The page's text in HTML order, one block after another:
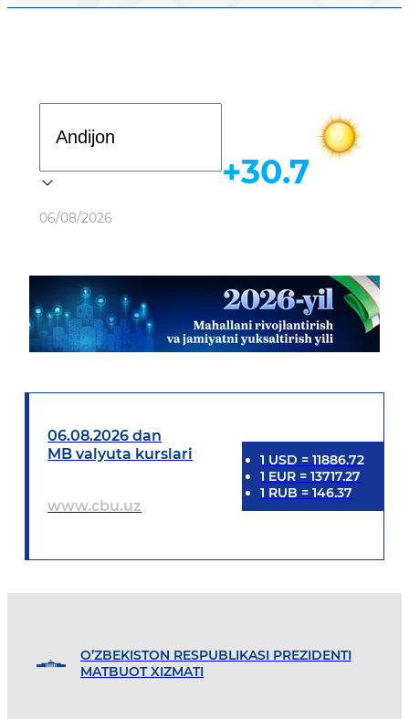
Ob-havo
06/08/2026
+30.7
06.08.2026 dan
MB valyuta kurslari
www.cbu.uz
1 USD = 11886.72
1 EUR= 13717.27
1 RUB = 146.37
O’ZBEKISTON RESPUBLIKASI PREZIDENTI
MATBUOT XIZMATI